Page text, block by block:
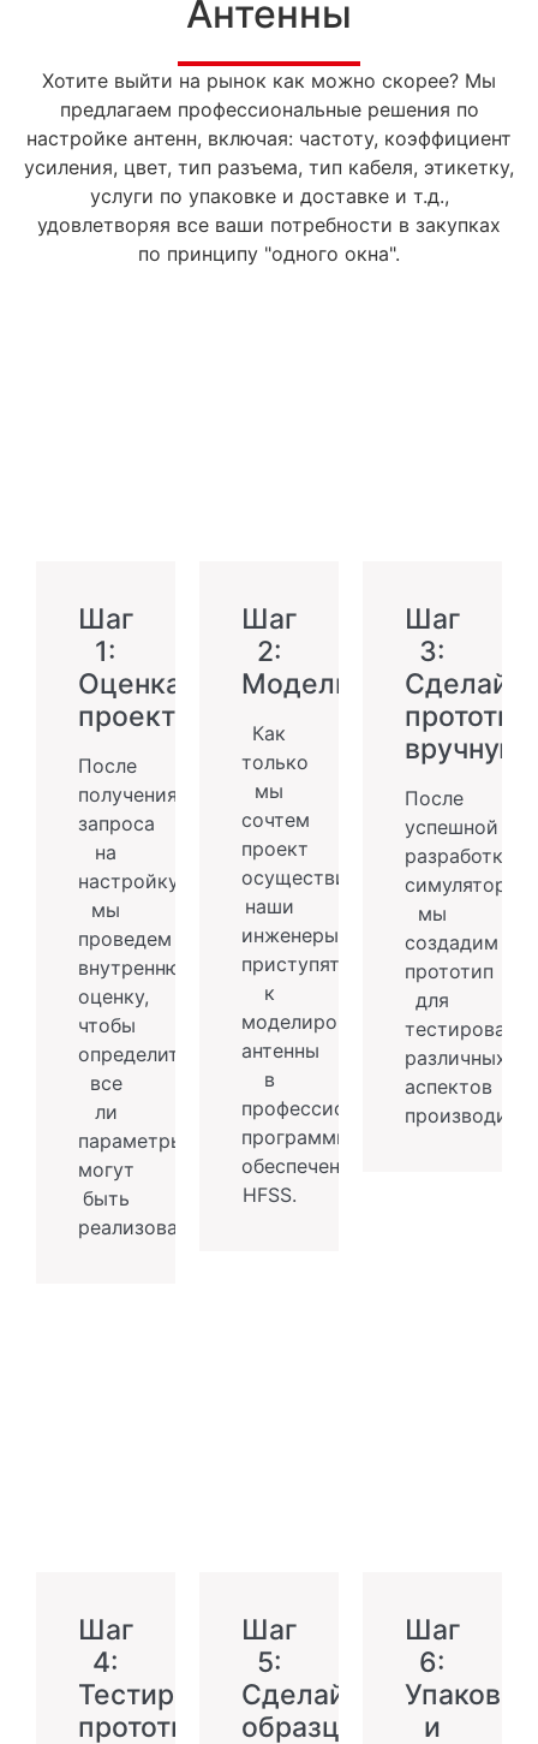
Антенны
Хотите выйти на рынок как можно скорее? Мы
предлагаем профессиональные решения по
настройке антенн, включая: частоту, коэффициент
усиления, цвет, тип разъема, тип кабеля, этикетку,
услуги по упаковке и доставке и т.д.,
удовлетворяя все ваши потребности в закупках
по принципу "одного окна".
Шаг
1:
Оценка
проекта
После
получения
запроса
на
настройку
мы
проведем
внутреннюю
оценку,
чтобы
определить,
все
ли
параметры
могут
быть
реализованы.
Шаг
2:
Моделирование
Как
только
мы
сочтем
проект
осуществимым,
наши
инженеры
приступят
к
моделированию
антенны
в
профессиональном
программном
обеспечении
HFSS.
Шаг
3:
Сделайте
прототип
вручную
После
успешной
разработки
симулятора
мы
создадим
прототип
для
тестирования
различных
аспектов
Шаг
4:
Тестирование
прототипа
Шаг
5:
Сделайте
образцы
Шаг
6:
Упаковка
и